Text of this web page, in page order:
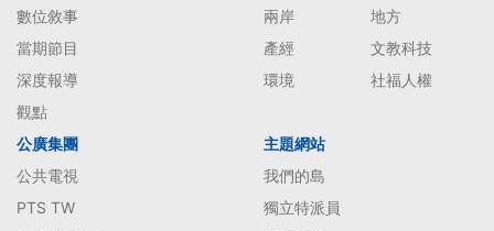
數位敘事
當期節目
深度報導
觀點
兩岸
地方
產經
文教科技
環境
社福人權
公廣集團
公共電視
PTS TW
主題網站
我們的島
獨立特派員